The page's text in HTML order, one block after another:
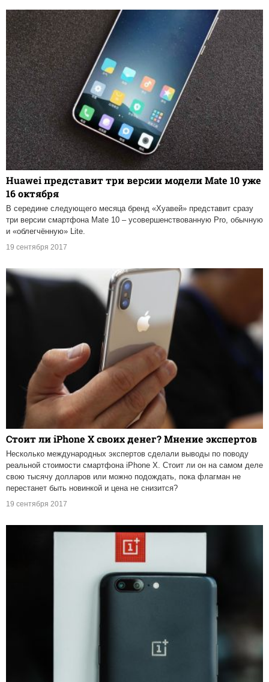
Huawei представит три версии модели Mate 10 уже
16 октября
В середине следующего месяца бренд «Хуавей» представит сразу
три версии смартфона Mate 10 – усовершенствованную Pro, обычную
и «облегчённую» Lite.
19 сентября 2017
Стоит ли iPhone X своих денег? Мнение экспертов
Несколько международных экспертов сделали выводы по поводу
реальной стоимости смартфона iPhone X. Стоит ли он на самом деле
свою тысячу долларов или можно подождать, пока флагман не
перестанет быть новинкой и цена не снизится?
19 сентября 2017